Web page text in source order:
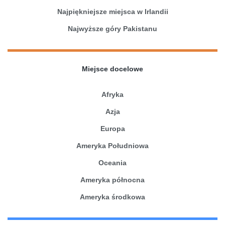
Najpiękniejsze miejsca w Irlandii
Najwyższe góry Pakistanu
Miejsce docelowe
Afryka
Azja
Europa
Ameryka Południowa
Oceania
Ameryka północna
Ameryka środkowa